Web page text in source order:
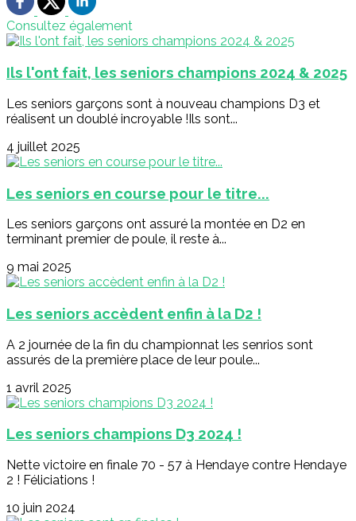
Consultez également
Ils l'ont fait, les seniors champions 2024 & 2025
Les seniors garçons sont à nouveau champions D3 et
réalisent un doublé incroyable !Ils sont...
4 juillet 2025
Les seniors en course pour le titre...
Les seniors garçons ont assuré la montée en D2 en
terminant premier de poule, il reste à...
9 mai 2025
Les seniors accèdent enfin à la D2 !
A 2 journée de la fin du championnat les senrios sont
assurés de la première place de leur poule...
1 avril 2025
Les seniors champions D3 2024 !
Nette victoire en finale 70 - 57 à Hendaye contre Hendaye
2 ! Féliciations !
10 juin 2024